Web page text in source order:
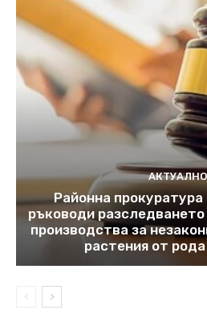
АКТУАЛНО
Районна прокуратура
ръководи
производства за
растения от